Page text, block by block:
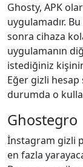
Ghosty, APK
uygulamadır.
sonra cihaza
uygulamanın
istediğiniz
Eğer gizli
durumda o
Ghostegro
İnstagram gizli
en fazla